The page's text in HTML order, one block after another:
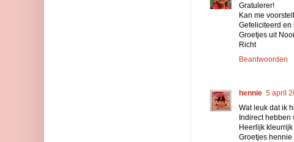
Gratulerer!
Kan me
Gefeliciteerd en
Groetjes uit
Richt
Beantwoorden
hennie 5 april
Wat leuk dat ik
Indirect hebben
Heerlijk
Groetjes hennie